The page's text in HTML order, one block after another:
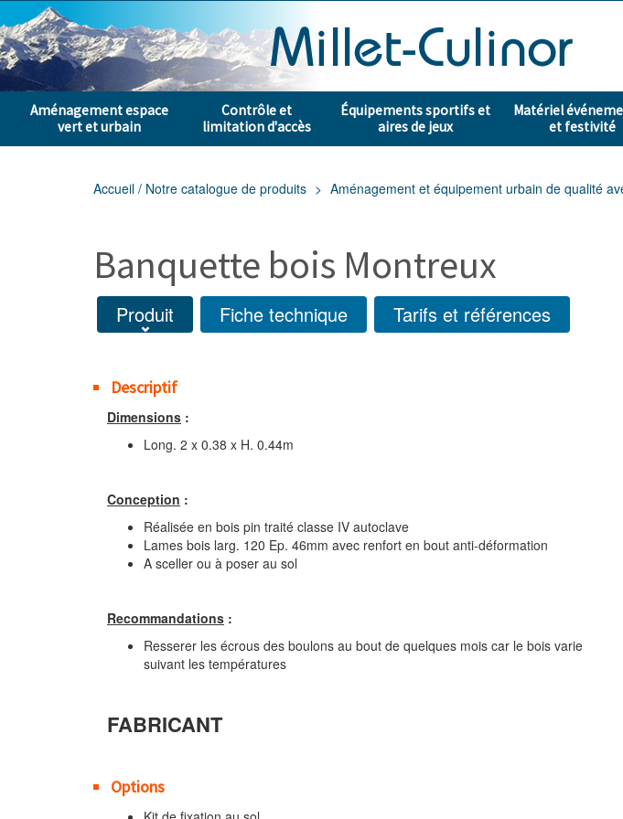
Aménagement espace
vert et urbain
Contrôle et
limitation d'accès
Équipements sportifs et
aires de jeux
Matériel
et festivité
Accueil / Notre catalogue de produits Aménagement et équipement urbain de qualité
Banquette bois Montreux
Produit Fiche technique Tarifs et références
Descriptif
Dimensions :
Long. 2 x 0.38 x H. 0.44m
Conception :
Réalisée en bois pin traité classe IV autoclave
Lames bois larg. 120 Ep. 46mm avec renfort en bout anti-déformation
A sceller ou à poser au sol
Recommandations :
Resserer les écrous des boulons au bout de quelques mois car le bois varie
suivant les températures
FABRICANT
Options